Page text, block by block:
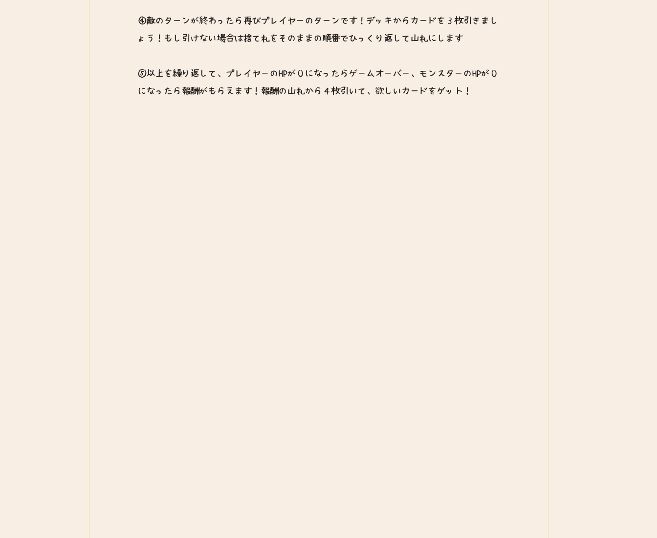
④敵のターンが終わったら再びプレイヤーのターンです！デッキからカードを３枚引きまし
ょう！もし引けない場合は捨て札をそのままの順番でひっくり返して山札にします
⑤以上を繰り返して、プレイヤーのHPが０になったらゲームオーバー、モンスターのHPが０
になったら報酬がもらえます！報酬の山札から４枚引いて、欲しいカードをゲット！